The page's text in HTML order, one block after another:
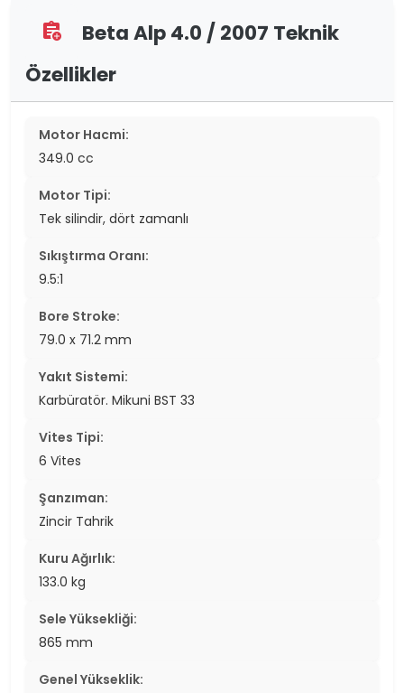
assignment_add
Beta Alp 4.0 / 2007 Teknik
Özellikler
Motor Hacmi:
349.0 cc
Motor Tipi:
Tek silindir, dört zamanlı
Sıkıştırma Oranı:
9.5:1
Bore Stroke:
79.0 x 71.2 mm
Yakıt Sistemi:
Karbüratör. Mikuni BST 33
Vites Tipi:
6 Vites
Şanzıman:
Zincir Tahrik
Kuru Ağırlık:
133.0 kg
Sele Yüksekliği:
865 mm
Genel Yükseklik: